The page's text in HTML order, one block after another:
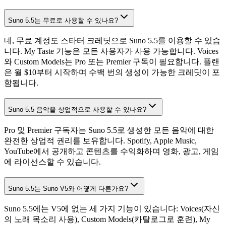
Suno 5.5는 무료로 사용할 수 있나요?
네, 무료 계정도 스타터 크레딧으로 Suno 5.5를 이용할 수 있습
니다. My Taste 기능은 모든 사용자가 사용 가능합니다. Voices
와 Custom Models는 Pro 또는 Premier 구독이 필요합니다. 플랜
은 월 $10부터 시작하며 수백 번의 생성이 가능한 크레딧이 포
함됩니다.
Suno 5.5 음악을 상업적으로 사용할 수 있나요?
Pro 및 Premier 구독자는 Suno 5.5로 생성한 모든 음악에 대한
완전한 상업적 권리를 보유합니다. Spotify, Apple Music,
YouTube에서 공개하고 콘텐츠를 수익화하며 영화, 광고, 게임
에 라이선스할 수 있습니다.
Suno 5.5는 Suno V5와 어떻게 다른가요?
Suno 5.5에는 V5에 없는 세 가지 기능이 있습니다: Voices(자신
의 노래 목소리 사용), Custom Models(카탈로그로 훈련), My